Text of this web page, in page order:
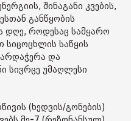
შინაგანი კვების,
განწყობის
დღე, როდესაც სამყარო
სიცოცხლის საწყის
და
სივრცე უმაღლესი
(ხედვის/გონების)